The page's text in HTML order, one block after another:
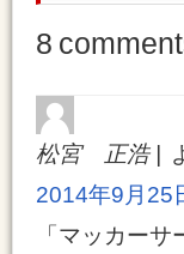
8
松宮 正浩
2014年9月25
「マッカー